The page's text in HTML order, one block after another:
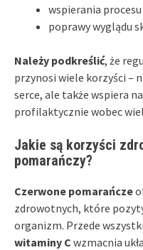
wspierania
poprawy wyglądu
Należy podkreślić, że
przynosi wiele korzyści –
serce, ale także wspiera
profilaktycznie wobec
Jakie są korzyści
pomarańczy?
Czerwone pomarańcze
zdrowotnych, które
organizm. Przede
witaminy C wzmacnia